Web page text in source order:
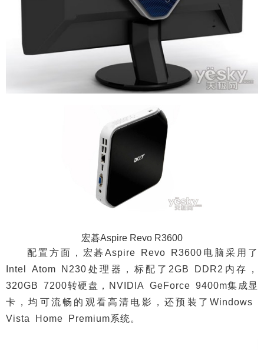
宏碁Aspire Revo R3600
配置方面，宏碁Aspire Revo R3600电脑采用了
Intel Atom N230处理器，标配了2GB DDR2内存，
320GB 7200转硬盘，NVIDIA GeForce 9400m集成显
卡，均可流畅的观看高清电影，还预装了Windows
Vista Home Premium系统。